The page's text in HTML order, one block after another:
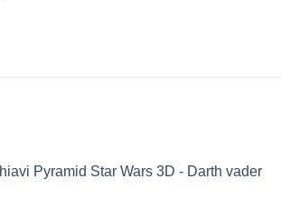
Pyramid Star Wars 3D - Darth vader